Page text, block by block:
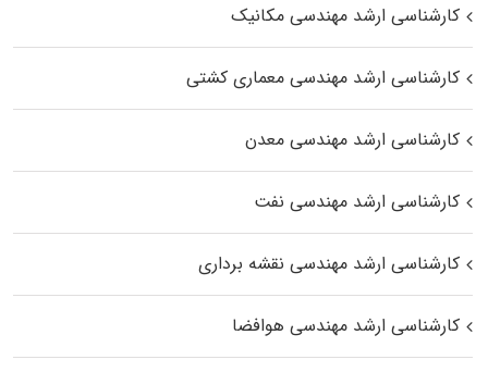
کارشناسی ارشد مهندسی مکانیک
کارشناسی ارشد مهندسی معماری کشتی
کارشناسی ارشد مهندسی معدن
کارشناسی ارشد مهندسی نفت
کارشناسی ارشد مهندسی نقشه برداری
کارشناسی ارشد مهندسی هوافضا